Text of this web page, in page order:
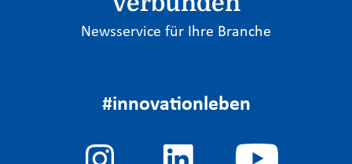
Newsservice für Ihre Branche
#innovationleben